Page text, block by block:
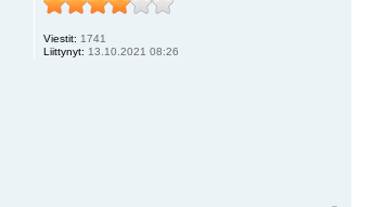
Viestit: 1741
Liittynyt: 13.10.2021 08:26